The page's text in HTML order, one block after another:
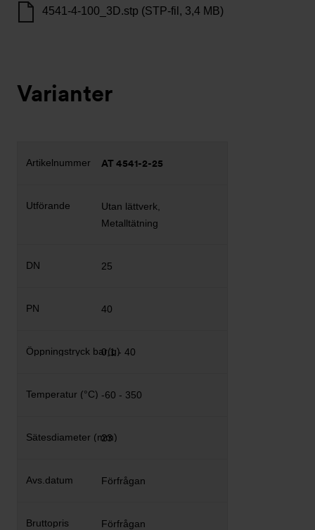
4541-4-100_3D.stp (STP-fil, 3,4 MB)
Varianter
AT 4541-2-25
Utan lättverk,
Metalltätning
25
40
0,1 - 40
-60 - 350
23
Förfrågan
Förfrågan